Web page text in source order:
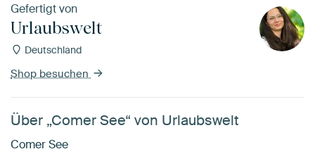
Gefertigt von
Urlaubswelt
Deutschland
Shop besuchen
Über „Comer See“ von Urlaubswelt
Comer See